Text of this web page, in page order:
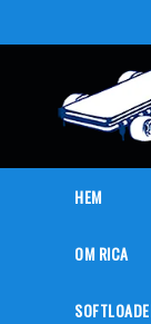
HEM
OM RICA